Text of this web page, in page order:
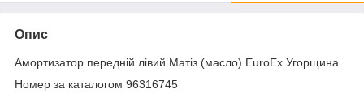
Опис
Амортизатор передній лівий Матіз (масло) EuroEx Угорщина
Номер за каталогом 96316745